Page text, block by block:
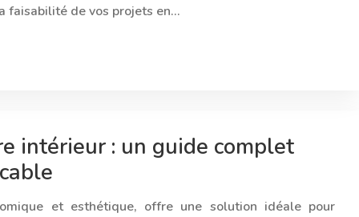
faisabilité de vos projets en…
intérieur : un guide complet
et esthétique, offre une solution idéale pour